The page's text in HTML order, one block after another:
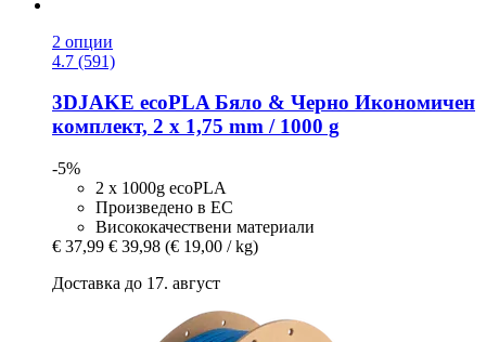
2 опции
4.7 (591)
3DJAKE ecoPLA Бяло & Черно Икономичен
комплект, 2 x 1,75 mm / 1000 g
-5%
2 x 1000g ecoPLA
Произведено в ЕС
Висококачествени материали
€ 37,99 € 39,98 (€ 19,00 / kg)
Доставка до 17. август